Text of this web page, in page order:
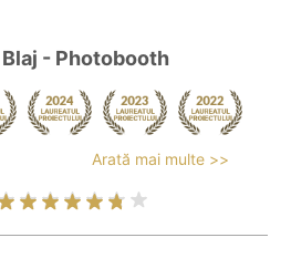
- Photobooth
Arată mai multe >>